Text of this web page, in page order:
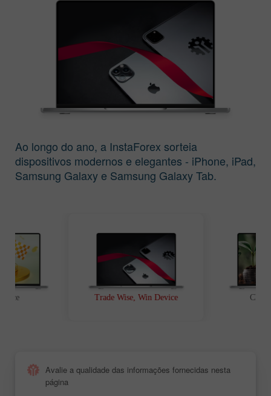
Ao longo do ano, a InstaForex sorteia
dispositivos modernos e elegantes - iPhone, iPad,
Samsung Galaxy e Samsung Galaxy Tab.
Race Trade Wise, Win Device
Avalie a qualidade das informações fornecidas nesta
página